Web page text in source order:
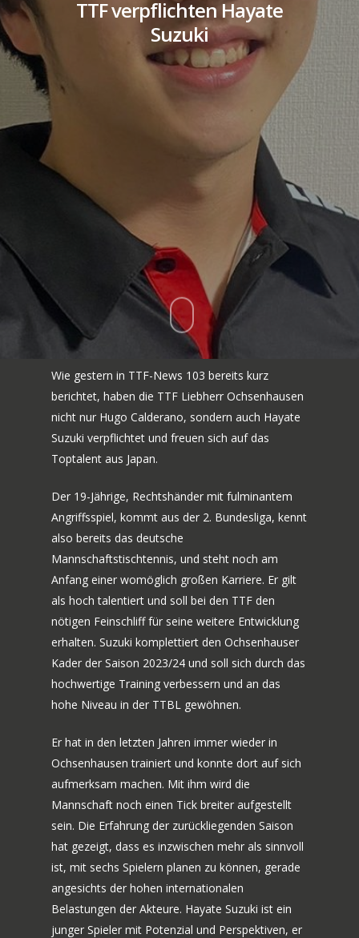
TTF verpflichten Hayate
Suzuki
Wie gestern in TTF-News 103 bereits kurz
berichtet, haben die TTF Liebherr Ochsenhausen
nicht nur Hugo Calderano, sondern auch Hayate
Suzuki verpflichtet und freuen sich auf das
Toptalent aus Japan.
Der 19-Jährige, Rechtshänder mit fulminantem
Angriffsspiel, kommt aus der 2. Bundesliga, kennt
also bereits das deutsche
Mannschaftstischtennis, und steht noch am
Anfang einer womöglich großen Karriere. Er gilt
als hoch talentiert und soll bei den TTF den
nötigen Feinschliff für seine weitere Entwicklung
erhalten. Suzuki komplettiert den Ochsenhauser
Kader der Saison 2023/24 und soll sich durch das
hochwertige Training verbessern und an das
hohe Niveau in der TTBL gewöhnen.
Er hat in den letzten Jahren immer wieder in
Ochsenhausen trainiert und konnte dort auf sich
aufmerksam machen. Mit ihm wird die
Mannschaft noch einen Tick breiter aufgestellt
sein. Die Erfahrung der zurückliegenden Saison
hat gezeigt, dass es inzwischen mehr als sinnvoll
ist, mit sechs Spielern planen zu können, gerade
angesichts der hohen internationalen
Belastungen der Akteure. Hayate Suzuki ist ein
junger Spieler mit Potenzial und Perspektiven, er